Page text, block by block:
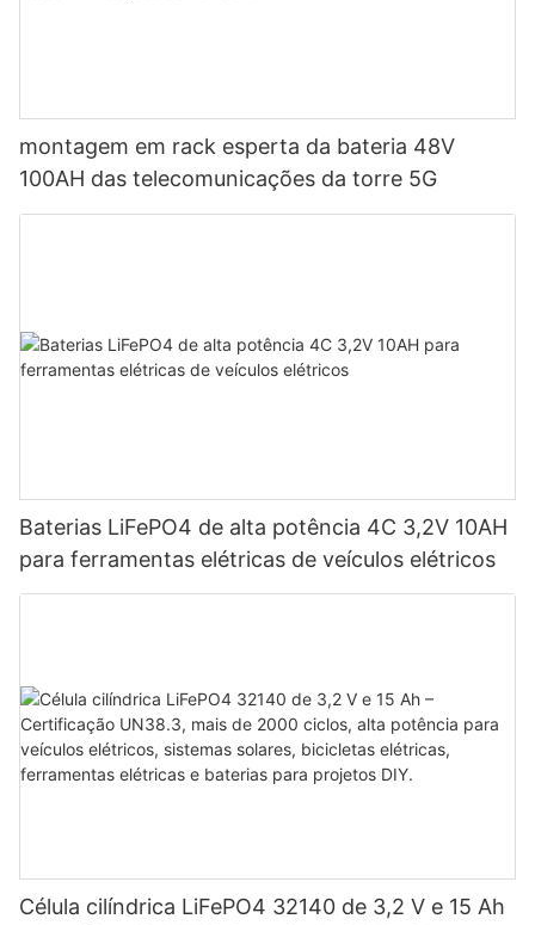
montagem em rack esperta da bateria 48V
100AH ​​das telecomunicações da torre 5G
Baterias LiFePO4 de alta potência 4C 3,2V 10AH
para ferramentas elétricas de veículos elétricos
Célula cilíndrica LiFePO4 32140 de 3,2 V e 15 Ah